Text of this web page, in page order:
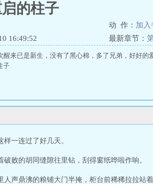
的柱子
动 作： 加入
16:49:52
最新章节：
醒来已是新生，没有了黑心棉，多了兄弟，好好
子
一连过了好几天。
败的胡同缝隙往里钻，刮得窗纸哗啦作响。
声鼎沸的粮铺大门半掩，柜台前稀稀拉拉站